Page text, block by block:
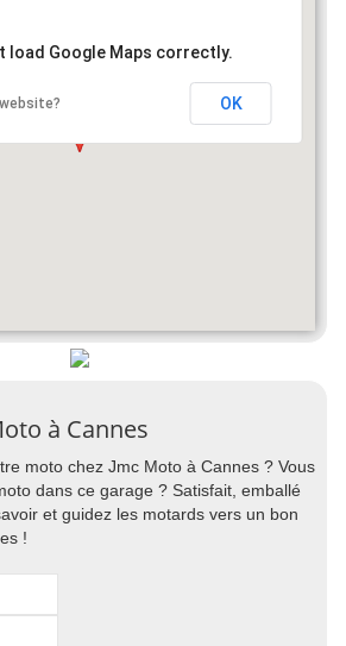
load Google Maps correctly.
OK
à Cannes
moto chez Jmc Moto à Cannes ? Vous
dans ce garage ? Satisfait, emballé
et guidez les motards vers un bon
!